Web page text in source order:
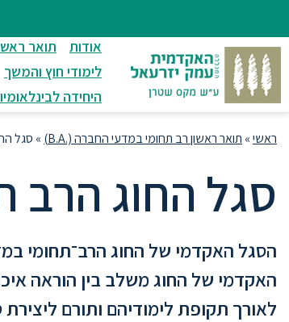
מרכזי
אודות תואר
לימודי חוץ והמשך
היחידה
ראשי» תואר ראשון רב תחומי במדעי החברה (.B.A) » סגל
סגל החוג הרב
הסגל האקדמי של החוג הרב־תחומי
האקדמי של החוג משלב בין הוראה
לאורך תקופת לימודיהם ותורם